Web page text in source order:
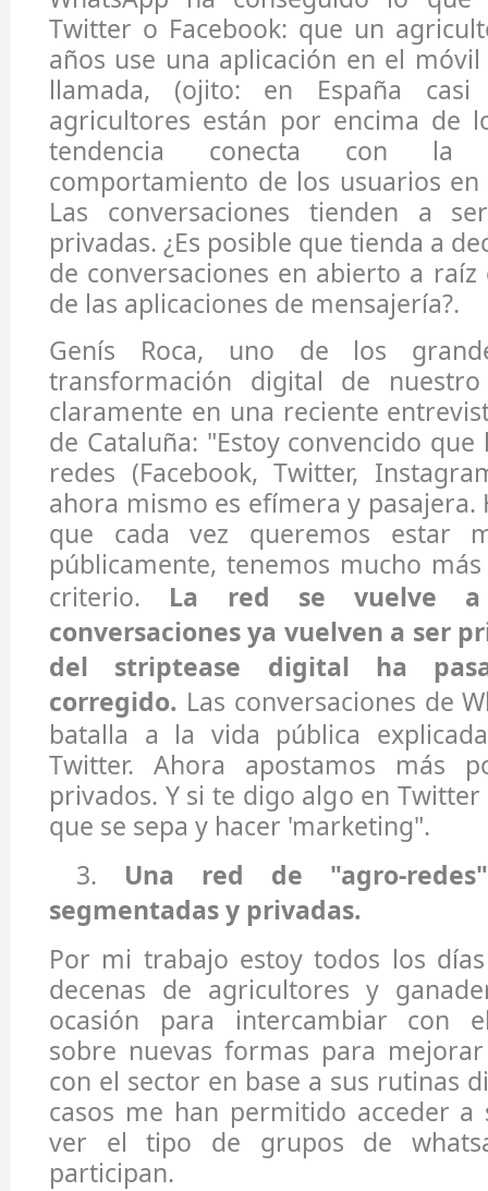
Twitter o Facebook: que un
años use una aplicación en el
llamada, (ojito: en España
agricultores están por encima de
tendencia conecta con la
comportamiento de los usuarios
Las conversaciones tienden a
privadas. ¿Es posible que tienda a
de conversaciones en abierto a
de las aplicaciones de mensajería?.
Genís Roca, uno de los
transformación digital de
claramente en una reciente
de Cataluña: "Estoy convencido
redes (Facebook, Twitter,
ahora mismo es efímera y pasajera.
que cada vez queremos estar
públicamente, tenemos mucho
criterio. La red se vuelve
conversaciones ya vuelven a ser
del striptease digital ha
corregido. Las conversaciones de
batalla a la vida pública
Twitter. Ahora apostamos más
privados. Y si te digo algo en
que se sepa y hacer 'marketing".
3. Una red de "agro-
segmentadas y privadas.
Por mi trabajo estoy todos los
decenas de agricultores y
ocasión para intercambiar con
sobre nuevas formas para
con el sector en base a sus rutinas
casos me han permitido acceder a
ver el tipo de grupos de
participan.